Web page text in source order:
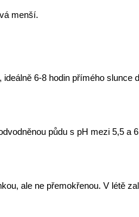
menší.
6-8 hodin přímého slunce
půdu s pH mezi 5,5 a
ale ne přemokřenou. V létě